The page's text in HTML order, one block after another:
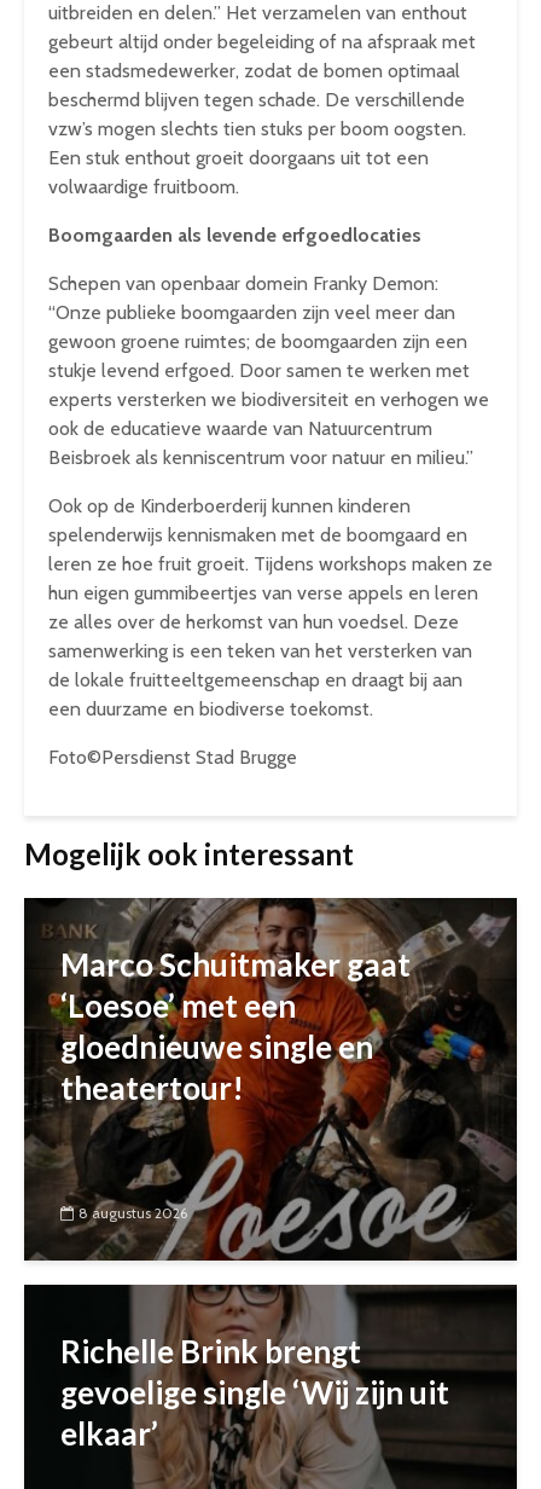
uitbreiden en delen.” Het verzamelen van enthout
gebeurt altijd onder begeleiding of na afspraak met
een stadsmedewerker, zodat de bomen optimaal
beschermd blijven tegen schade. De verschillende
vzw’s mogen slechts tien stuks per boom oogsten.
Een stuk enthout groeit doorgaans uit tot een
volwaardige fruitboom.
Boomgaarden als levende erfgoedlocaties
Schepen van openbaar domein Franky Demon:
“Onze publieke boomgaarden zijn veel meer dan
gewoon groene ruimtes; de boomgaarden zijn een
stukje levend erfgoed. Door samen te werken met
experts versterken we biodiversiteit en verhogen we
ook de educatieve waarde van Natuurcentrum
Beisbroek als kenniscentrum voor natuur en milieu.”
Ook op de Kinderboerderij kunnen kinderen
spelenderwijs kennismaken met de boomgaard en
leren ze hoe fruit groeit. Tijdens workshops maken ze
hun eigen gummibeertjes van verse appels en leren
ze alles over de herkomst van hun voedsel. Deze
samenwerking is een teken van het versterken van
de lokale fruitteeltgemeenschap en draagt bij aan
een duurzame en biodiverse toekomst.
Foto©Persdienst Stad Brugge
Mogelijk ook interessant
Marco Schuitmaker gaat
‘Loesoe’ met een
gloednieuwe single en
theatertour!
8 augustus 2026
Richelle Brink brengt
gevoelige single ‘Wij zijn uit
elkaar’